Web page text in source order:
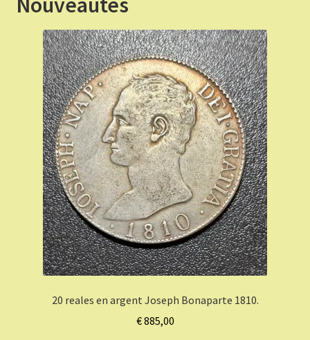
20 reales en argent Joseph Bonaparte 1810.
€885,00